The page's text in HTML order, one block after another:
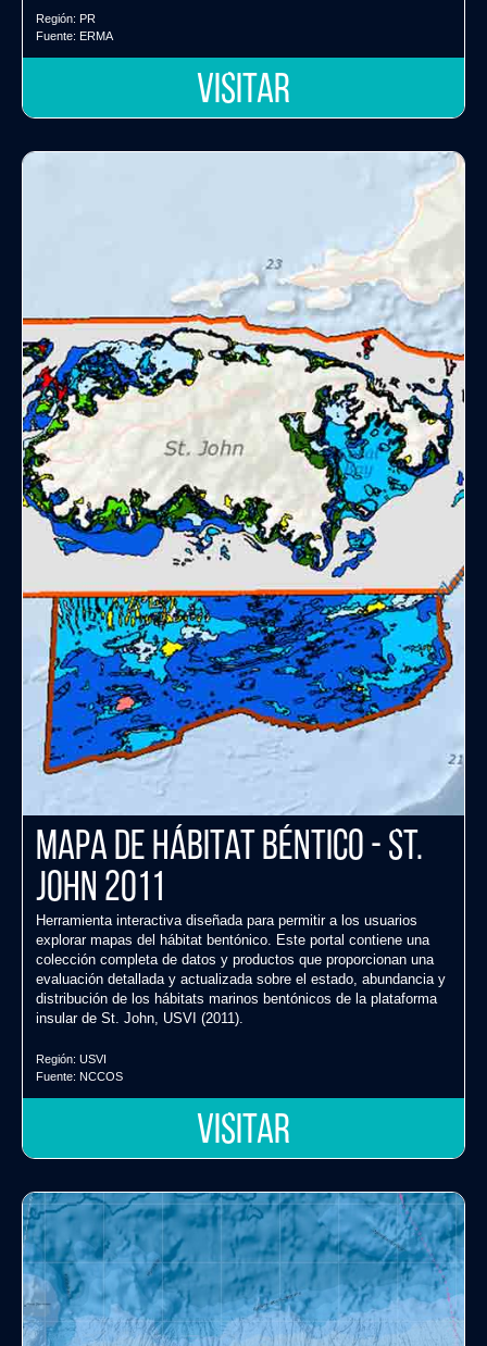
Región: PR
Fuente: ERMA
VISITAR
Mapa de Hábitat Béntico - St.
John 2011
Herramienta interactiva diseñada para permitir a los usuarios
explorar mapas del hábitat bentónico. Este portal contiene una
colección completa de datos y productos que proporcionan una
evaluación detallada y actualizada sobre el estado, abundancia y
distribución de los hábitats marinos bentónicos de la plataforma
insular de St. John, USVI (2011).
Región: USVI
Fuente: NCCOS
VISITAR